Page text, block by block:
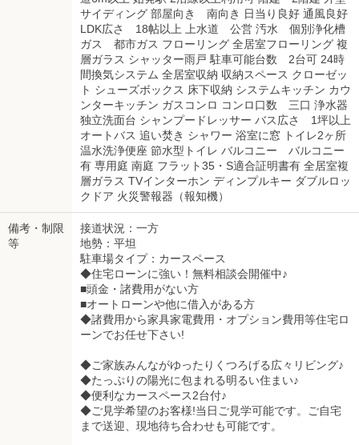
サイディング 部屋向き 南向き 日当り良好 通風良好
LDK広さ 18帖以上 上水道 公営 汚水 個別浄化槽
ガス 都市ガス フローリング 全居室フローリング 複
層ガラス シャッター雨戸 駐車可能台数 2台可 24時
間換気システム 全居室収納 収納スペース クローゼッ
ト シューズボックス 床下収納 システムキッチン カウ
ンターキッチン ガスコンロ コンロ口数 三口 浄水器
独立洗面台 シャンプードレッサー バス広さ 1坪以上
オートバス 追い焚き シャワー 浴室に窓 トイレ2ヶ所
温水洗浄便座 節水型トイレ バルコニー バルコニー
有 専用庭 南庭 フラット35・S適合証明書有 全居室複
層ガラス TVインターホン ディンプルキー ダブルロッ
クドア 火災警報器（報知機）
備考・制限
等
接道状況：一方
地勢：平坦
駐車場タイプ：カースペース
◆住宅ローンに強い！無料相談会開催中♪
■頭金・諸費用がない方
■オートローンや他に借入がある方
◆諸費用から家具家電費用・オプション費用等住宅ロ
ーンでお任せ下さい!
◆ご家族みんながゆったりくつろげる広々リビング♪
◆たっぷりの陽光に包まれる明るい住まい♪
◆便利なカースペース2台付♪
◆ご見学希望のお客様!当日ご見学可能です。ご自宅
まで送迎、現地待ち合わせも可能です。